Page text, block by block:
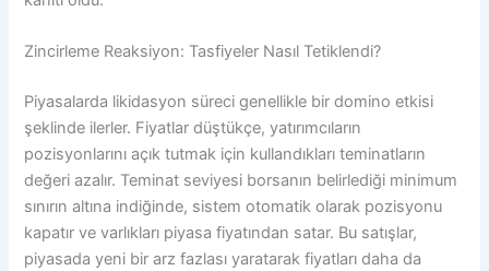
Zincirleme Reaksiyon: Tasfiyeler Nasıl Tetiklendi?
Piyasalarda likidasyon süreci genellikle bir domino etkisi
şeklinde ilerler. Fiyatlar düştükçe, yatırımcıların
pozisyonlarını açık tutmak için kullandıkları teminatların
değeri azalır. Teminat seviyesi borsanın belirlediği minimum
sınırın altına indiğinde, sistem otomatik olarak pozisyonu
kapatır ve varlıkları piyasa fiyatından satar. Bu satışlar,
piyasada yeni bir arz fazlası yaratarak fiyatları daha da